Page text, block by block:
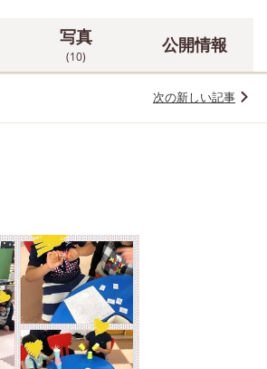
写真
(10)
公開情報
次の新しい記事